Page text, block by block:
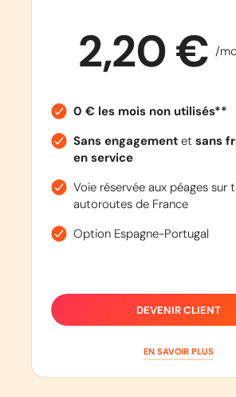
2,20 € /
0 € les mois non utilisés**
Sans engagementet sans
en service
Voie réservée aux péages sur
autoroutes de France
Option Espagne-Portugal
DEVENIR CLIENT
EN SAVOIR PLUS